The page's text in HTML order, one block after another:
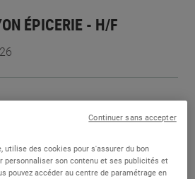
ÉPICERIE - H/F
utilise des cookies pour s'assurer du bon
personnaliser son contenu et ses publicités et
pouvez accéder au centre de paramétrage en
Continuer sans accepter